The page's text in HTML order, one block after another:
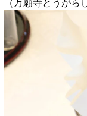
（万願寺とうがら